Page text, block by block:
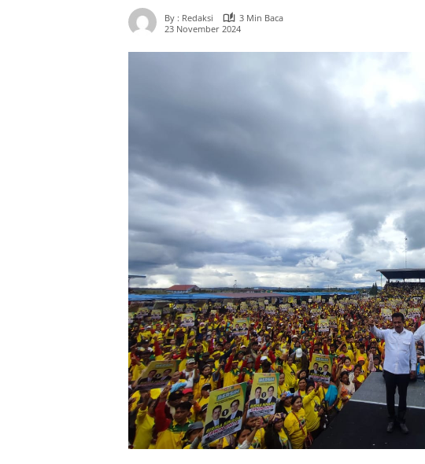
By : Redaksi
3 Min Baca
23 November 2024